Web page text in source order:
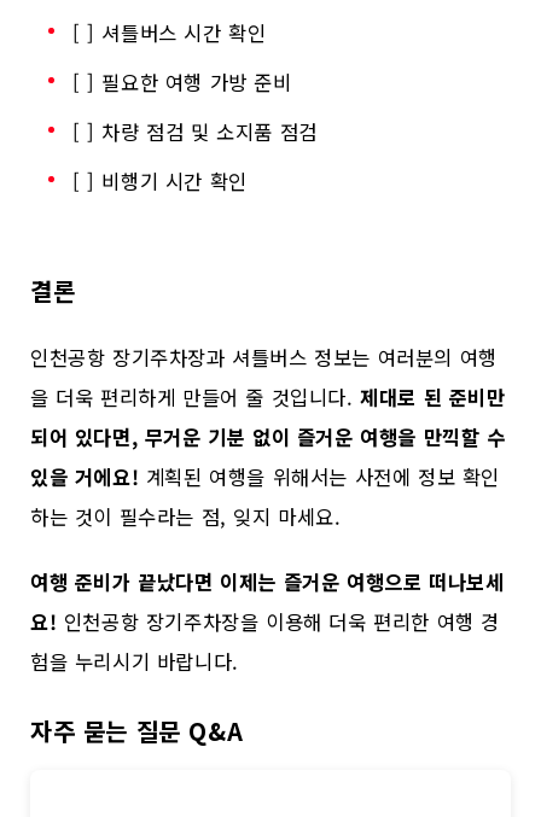
[ ] 셔틀버스 시간 확인
[ ] 필요한 여행 가방 준비
[ ] 차량 점검 및 소지품 점검
[ ] 비행기 시간 확인
결론
인천공항 장기주차장과 셔틀버스 정보는 여러분의 여행
을 더욱 편리하게 만들어 줄 것입니다.제대로 된 준비만
되어 있다면, 무거운 기분 없이 즐거운 여행을 만끽할 수
있을 거에요! 계획된 여행을 위해서는 사전에 정보 확인
하는 것이 필수라는 점, 잊지 마세요.
여행 준비가 끝났다면 이제는 즐거운 여행으로 떠나보세
요! 인천공항 장기주차장을 이용해 더욱 편리한 여행 경
험을 누리시기 바랍니다.
자주 묻는 질문 Q&A